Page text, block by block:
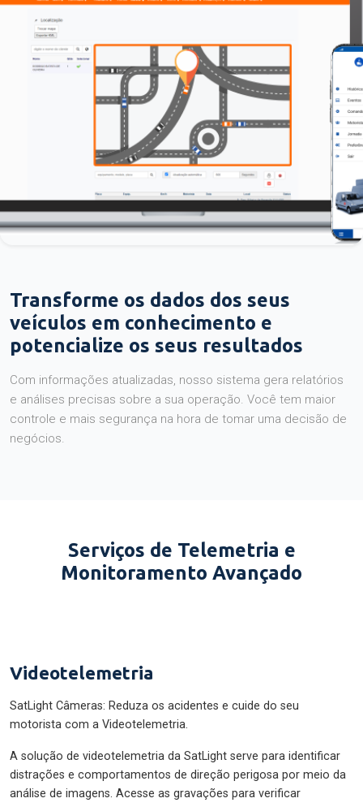
Transforme os dados dos seus
veículos em conhecimento e
potencialize os seus resultados
Com informações atualizadas, nosso sistema gera relatórios
e análises precisas sobre a sua operação. Você tem maior
controle e mais segurança na hora de tomar uma decisão de
negócios.
Serviços de Telemetria e
Monitoramento Avançado
Videotelemetria
SatLight Câmeras: Reduza os acidentes e cuide do seu
motorista com a Videotelemetria.
A solução de videotelemetria da SatLight serve para identificar
distrações e comportamentos de direção perigosa por meio da
análise de imagens. Acesse as gravações para verificar